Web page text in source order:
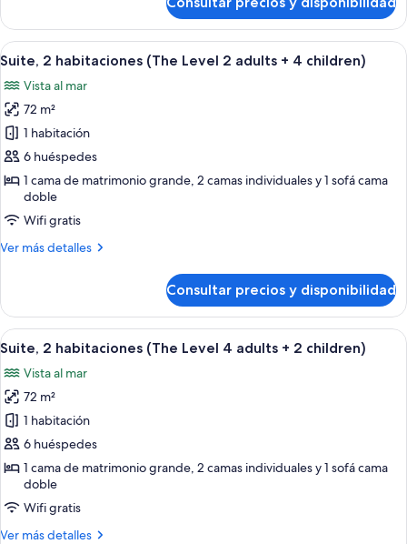
+
child)
junior
(The
Level
adults
+
child)
Abrir
todas
las
fotos
de
Suite,
2
habitaciones
(The
Level
+
4
children)
Minibar, caja fuerte, escritorio y
5
Suite, 2 habitaciones (The Level 2 adults + 4 children)
Vista al mar
72 m²
1 habitación
6 huéspedes
1 cama de matrimonio grande, 2 camas individuales y 1 sofá cama
doble
Wifi gratis
Ver más detalles
Más
2
habitaciones
(The
2
adults
+
4
children)
Consultar precios y disponibilidad
Abrir
todas
las
fotos
de
Suite,
2
habitaciones
(The
Level
Minibar, caja fuerte, escritorio y
5
Suite, 2 habitaciones (The Level 4 adults + 2 children)
Vista al mar
72 m²
1 habitación
6 huéspedes
1 cama de matrimonio grande, 2 camas individuales y 1 sofá cama
doble
Wifi gratis
Ver más detalles
Más